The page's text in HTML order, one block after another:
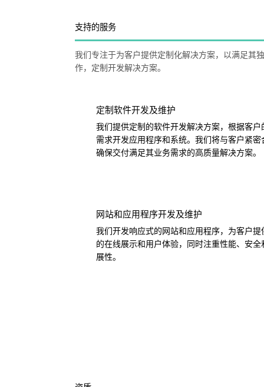
支持的服务
我们专注于为客户提供定制化解决方案，以满足其
作，定制开发解决方案。
定制软件开发及维护
我们提供定制的软件开发解决方案，根据客户
需求开发应用程序和系统。我们将与客户紧密
确保交付满足其业务需求的高质量解决方案。
网站和应用程序开发及维护
我们开发响应式的网站和应用程序，为客户提
的在线展示和用户体验，同时注重性能、安全
展性。